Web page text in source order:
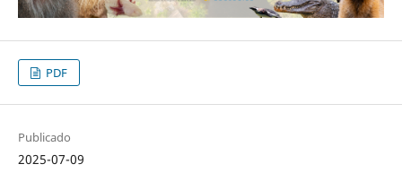
PDF
Publicado
2025-07-09